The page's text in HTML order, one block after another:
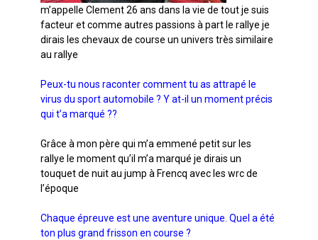
m’appelle Clement 26 ans dans la vie de tout je suis
facteur et comme autres passions à part le rallye je
dirais les chevaux de course un univers très similaire
au rallye
Peux-tu nous raconter comment tu as attrapé le
virus du sport automobile ? Y at-il un moment précis
qui t’a marqué ??
Grâce à mon père qui m’a emmené petit sur les
rallye le moment qu’il m’a marqué je dirais un
touquet de nuit au jump à Frencq avec les wrc de
l’époque
Chaque épreuve est une aventure unique. Quel a été
ton plus grand frisson en course ?